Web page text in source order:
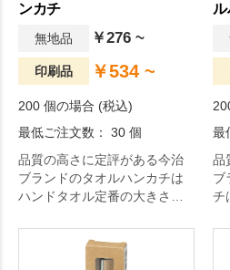
ンカチ
無地品 ￥276 ~
印刷品 ￥534 ~
200 個の場合 (税込)
最低ご注文数： 30 個
品質の高さに定評がある今治
ブランドのタオルハンカチは
ハンドタオル定番の大きさで
最
品
ブ
チ